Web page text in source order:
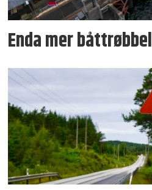
Enda mer båttrøbbel